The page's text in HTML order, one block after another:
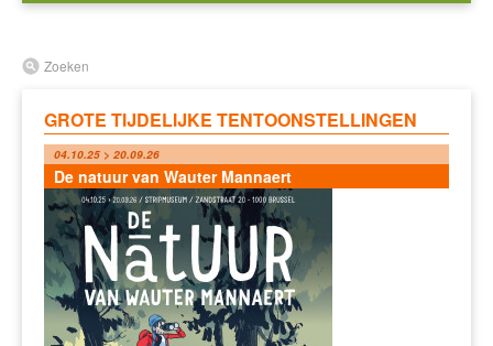
Zoeken
GROTE TIJDELIJKE TENTOONSTELLINGEN
04.10.25 > 20.09.26
De natuur van Wauter Mannaert